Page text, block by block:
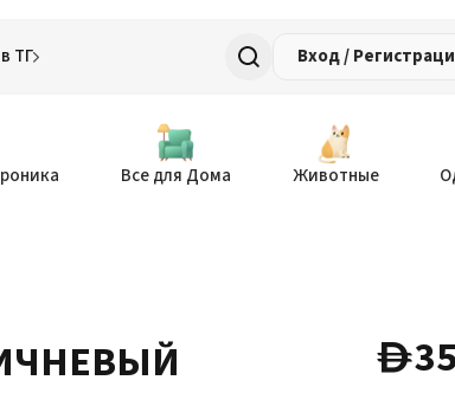
ТГ Вход /
Все для Дома Животные
D